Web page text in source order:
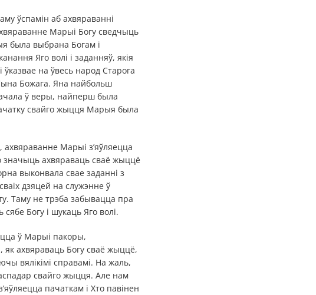
ўспамін аб ахвяраванні
Марыі Богу сведчыць
была выбрана Богам і
Яго волі і заданняў, якія
на ўвесь народ Старога
Божага. Яна найбольш
ў веры, найперш была
свайго жыцця Марыя была
Марыі з’яўляецца
значыць ахвяраваць сваё жыццё
выконвала свае заданні з
дзяцей на служэнне ў
Таму не трэба забывацца пра
Богу і шукаць Яго волі.
ў Марыі пакоры,
ахвяраваць Богу сваё жыццё,
вялікімі справамі. На жаль,
свайго жыцця. Але нам
пачаткам і Хто павінен